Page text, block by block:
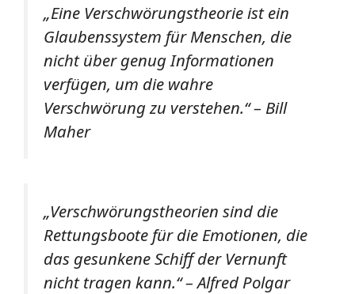
„Eine Verschwörungstheorie ist ein
Glaubenssystem für Menschen, die
nicht über genug Informationen
verfügen, um die wahre
Verschwörung zu verstehen.“ – Bill
Maher
„Verschwörungstheorien sind die
Rettungsboote für die Emotionen, die
das gesunkene Schiff der Vernunft
nicht tragen kann.“ – Alfred Polgar